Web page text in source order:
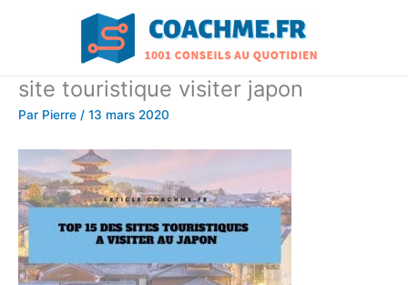
site touristique visiter japon
Par Pierre / 13 mars 2020